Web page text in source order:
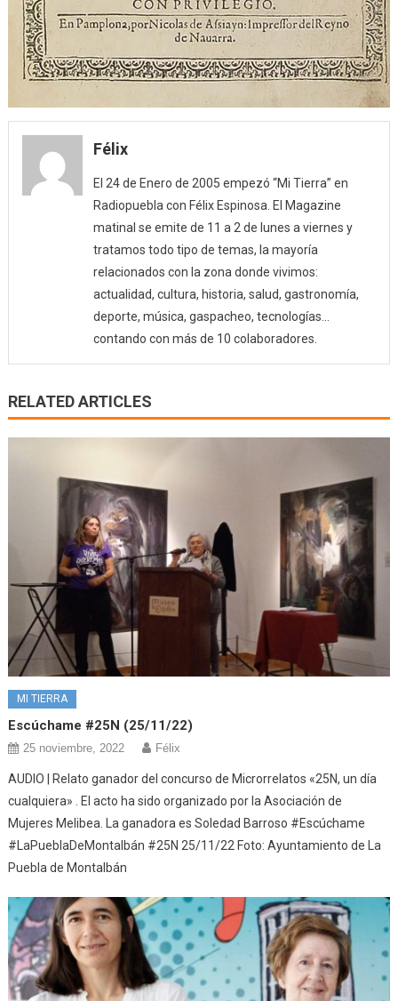
Félix
El 24 de Enero de 2005 empezó “Mi Tierra” en
Radiopuebla con Félix Espinosa. El Magazine
matinal se emite de 11 a 2 de lunes a viernes y
tratamos todo tipo de temas, la mayoría
relacionados con la zona donde vivimos:
actualidad, cultura, historia, salud, gastronomía,
deporte, música, gaspacheo, tecnologías…
contando con más de 10 colaboradores.
RELATED ARTICLES
MI TIERRA
Escúchame #25N (25/11/22)
25 noviembre, 2022 Félix
AUDIO | Relato ganador del concurso de Microrrelatos «25N, un día
cualquiera» . El acto ha sido organizado por la Asociación de
Mujeres Melibea. La ganadora es Soledad Barroso #Escúchame
#LaPueblaDeMontalbán #25N 25/11/22 Foto: Ayuntamiento de La
Puebla de Montalbán